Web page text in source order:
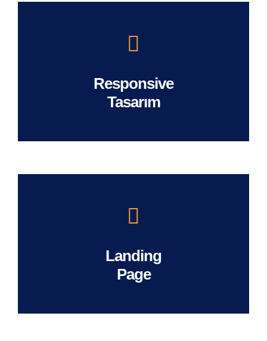
Responsive
Tasarım
Landing
Page